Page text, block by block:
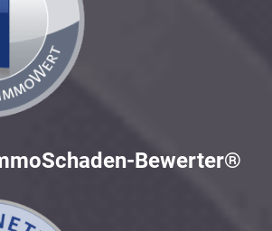
Bewerter®